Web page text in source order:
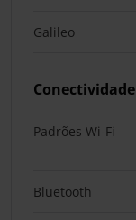
Galileo
Conectividade
Padrões Wi-Fi
Bluetooth